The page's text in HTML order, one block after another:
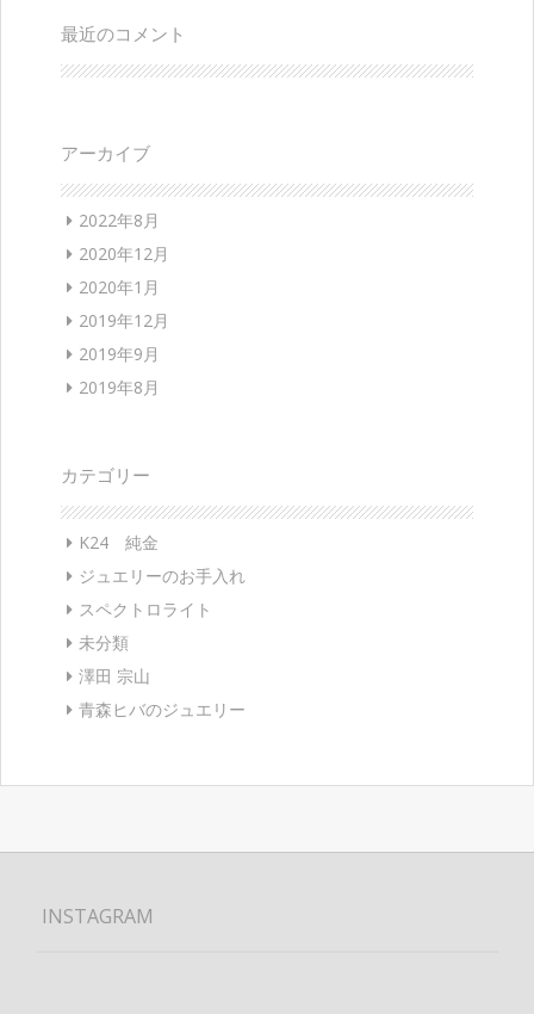
最近のコメント
アーカイブ
2022年8月
2020年12月
2020年1月
2019年12月
2019年9月
2019年8月
カテゴリー
K24 純金
ジュエリーのお手入れ
スペクトロライト
未分類
澤田 宗山
青森ヒバのジュエリー
INSTAGRAM